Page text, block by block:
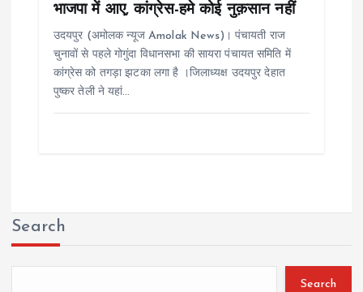
भाजपा में आए, कांग्रेस-हमे कोई नुक़सान नहीं
उदयपुर (अमोलक न्यूज Amolak News)। पंचायती राज
चुनावों से पहले गोगुंदा विधानसभा की सायरा पंचायत समिति में
कांग्रेस को तगड़ा झटका लगा है ।जिलाध्यक्ष उदयपुर देहात
पुष्कर तेली ने यहां…
Search
Search